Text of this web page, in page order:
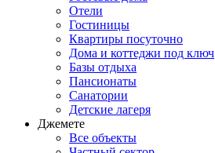
Отели
Гостиницы
Квартиры посуточно
Дома и коттеджи под ключ
Базы отдыха
Пансионаты
Санатории
Детские лагеря
Джемете
Все объекты